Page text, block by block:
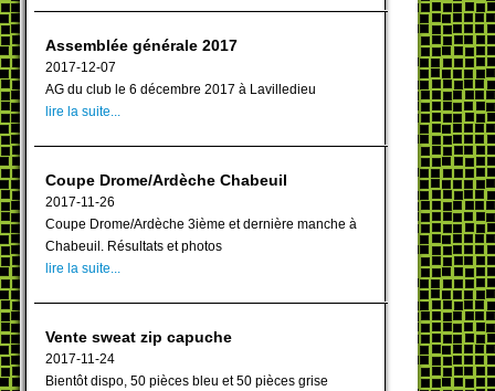
Assemblée générale 2017
2017-12-07
AG du club le 6 décembre 2017 à Lavilledieu
lire la suite...
Coupe Drome/Ardèche Chabeuil
2017-11-26
Coupe Drome/Ardèche 3ième et dernière manche à
Chabeuil. Résultats et photos
lire la suite...
Vente sweat zip capuche
2017-11-24
Bientôt dispo, 50 pièces bleu et 50 pièces grise